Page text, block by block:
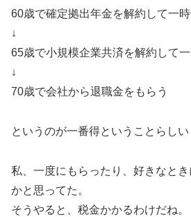
60歳で確定拠出年金を解約して一
↓
65歳で小規模企業共済を解約して
↓
70歳で会社から退職金をもらう
というのが一番得ということらしい
私、一度にもらったり、好きなと
かと思ってた。
そうやると、税金かかるわけだね。